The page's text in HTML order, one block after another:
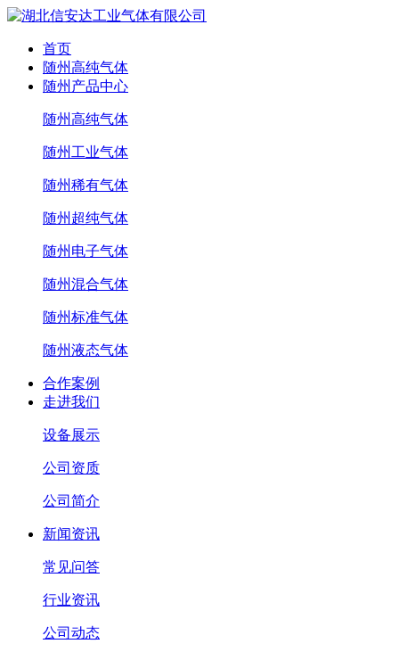
首页
随州高纯气体
随州产品中心
随州高纯气体
随州工业气体
随州稀有气体
随州超纯气体
随州电子气体
随州混合气体
随州标准气体
随州液态气体
合作案例
走进我们
设备展示
公司资质
公司简介
新闻资讯
常见问答
行业资讯
公司动态